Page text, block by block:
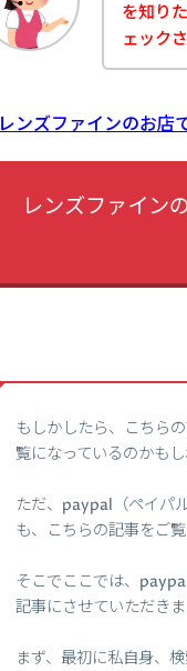
を知り
ェック
レンズファインのお店
レンズファイン
もしかしたら、こちら
覧になっているのかもし
ただ、paypal（ペイパ
も、こちらの記事をご
そこでここでは、
記事にさせていただきま
まず、最初に私自身、